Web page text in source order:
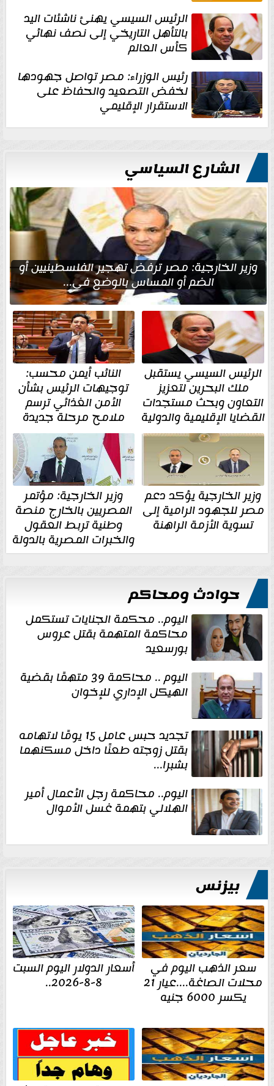
الرئيس السيسي يهنئ ناشئات اليد
بالتأهل التاريخي إلى نصف نهائي
كأس العالم
رئيس الوزراء: مصر تواصل جهودها
لخفض التصعيد والحفاظ على
الاستقرار الإقليمي
الشارع السياسي
وزير الخارجية: مصر ترفض تهجير الفلسطينيين أو
الضم أو المساس بالوضع في...
الرئيس السيسي يستقبل
ملك البحرين لتعزيز
التعاون وبحث مستجدات
القضايا الإقليمية والدولية
النائب أيمن محسب:
توجيهات الرئيس بشأن
الأمن الغذائي ترسم
ملامح مرحلة جديدة
وزير الخارجية يؤكد دعم
مصر للجهود الرامية إلى
تسوية الأزمة الراهنة
وزير الخارجية: مؤتمر
المصريين بالخارج منصة
وطنية تربط العقول
والخبرات المصرية بالدولة
حوادث ومحاكم
اليوم.. محكمة الجنايات تستكمل
محاكمة المتهمة بقتل عروس
بورسعيد
اليوم .. محاكمة 39 متهمًا بقضية
الهيكل الإداري للإخوان
تجديد حبس عامل 15 يومًا لاتهامه
بقتل زوجته طعنًا داخل مسكنهما
بشبرا...
اليوم.. محاكمة رجل الأعمال أمير
الهلالي بتهمة غسل الأموال
بيزنس
سعر الذهب اليوم في
محلات الصاغة....عيار 21
يكسر 6000 جنيه
أسعار الدولار اليوم السبت
8-8-2026..